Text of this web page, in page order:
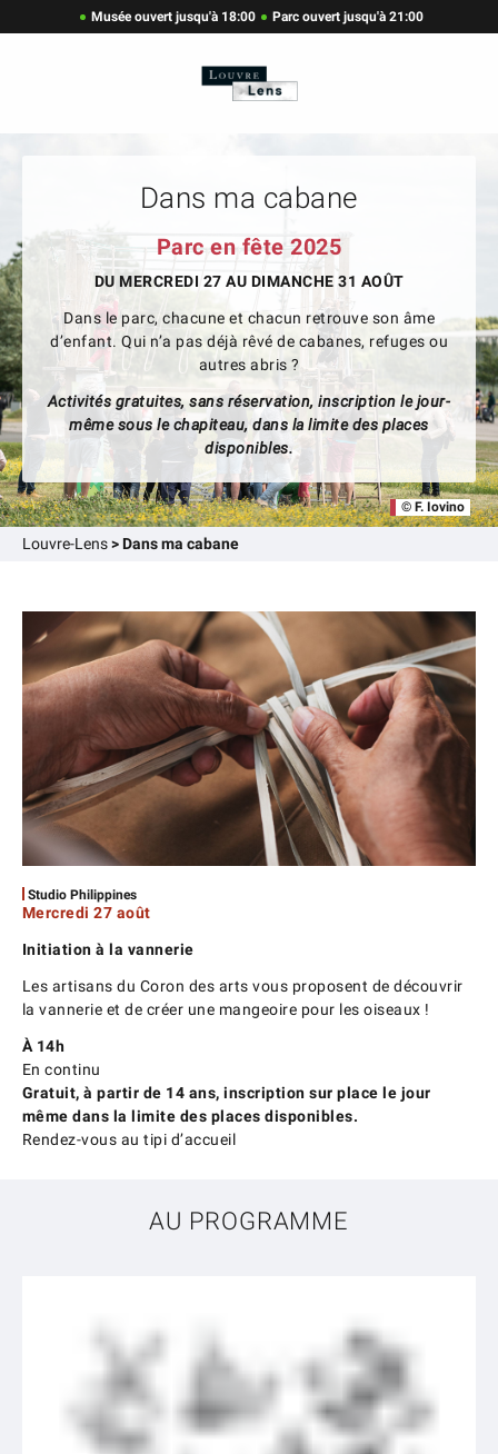
Musée ouvert jusqu'à 18:00 Parc ouvert jusqu'à 21:00
Dans ma cabane
Parc en fête 2025
DU MERCREDI 27 AU DIMANCHE 31 AOÛT
Dans le parc, chacune et chacun retrouve son âme
d’enfant. Qui n’a pas déjà rêvé de cabanes, refuges ou
autres abris ?
Activités gratuites, sans réservation, inscription le jour-
même sous le chapiteau, dans la limite des places
disponibles.
© F. Iovino
Louvre-Lens>Dans ma cabane
Studio Philippines
Mercredi 27 août
Initiation à la vannerie
Les artisans du Coron des arts vous proposent de découvrir
la vannerie et de créer une mangeoire pour les oiseaux !
À 14h
En continu
Gratuit, à partir de 14 ans, inscription sur place le jour
même dans la limite des places disponibles.
Rendez-vous au tipi d’accueil
AU PROGRAMME